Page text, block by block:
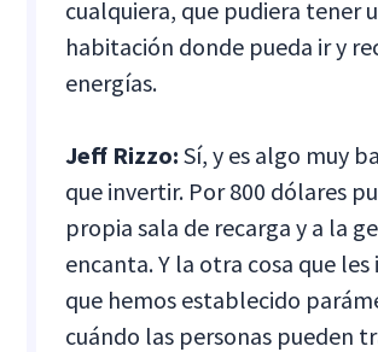
cualquiera, que pudiera tener
habitación donde pueda ir y
energías.
Jeff Rizzo: Sí, y es algo muy
que invertir. Por 800 dólares
propia sala de recarga y a la
encanta. Y la otra cosa que les
que hemos establecido
cuándo las personas pueden